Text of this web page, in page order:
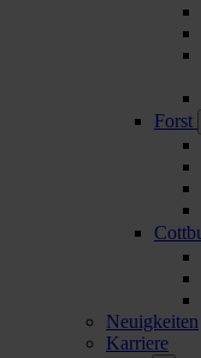
Forst
Neuigkeiten
Karriere